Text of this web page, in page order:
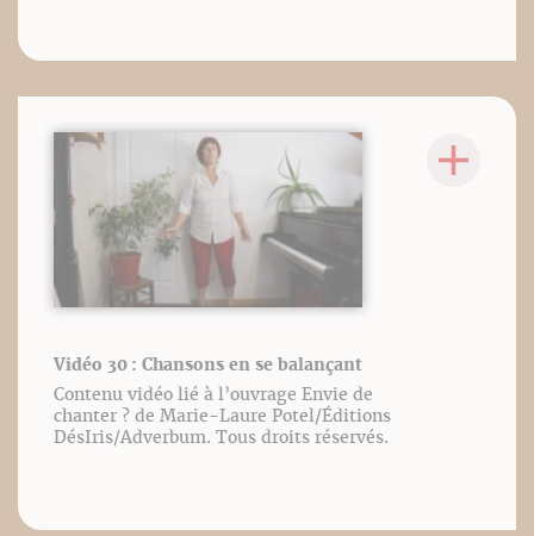
Vidéo 30 : Chansons en se balançant
Contenu vidéo lié à l’ouvrage Envie de
chanter ? de Marie-Laure Potel/Éditions
DésIris/Adverbum. Tous droits réservés.